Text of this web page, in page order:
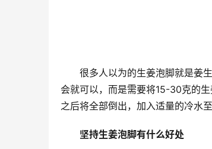
很多人以为的生姜泡脚就是姜
会就可以，而是需要将15-30克的
之后将全部倒出，加入适量的冷水
坚持生姜泡脚有什么好处